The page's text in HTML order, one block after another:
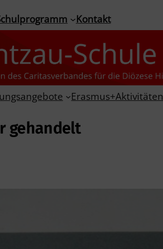
Kontakt
Erasmus+Aktivitäten
gehandelt